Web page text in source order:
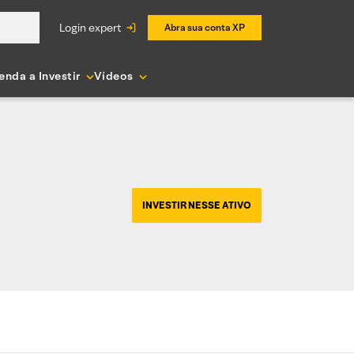
login expert Abra sua conta XP
a Investir Vídeos
INVESTIR NESSE ATIVO